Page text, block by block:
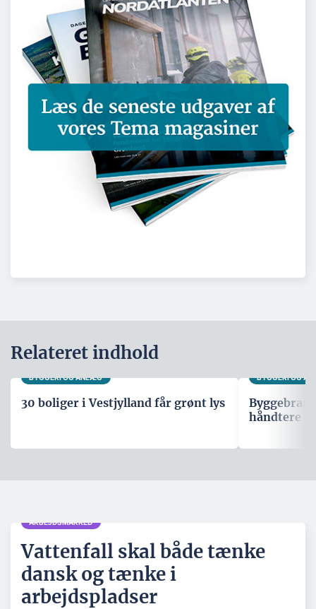
Relateret indhold
BYGGERI OG ANLÆG
30 boliger i Vestjylland får grønt lys
BYGGERI OG
håndtere
ARBEJDSMARKED
Vattenfall skal både tænke
dansk og tænke i
arbejdspladser